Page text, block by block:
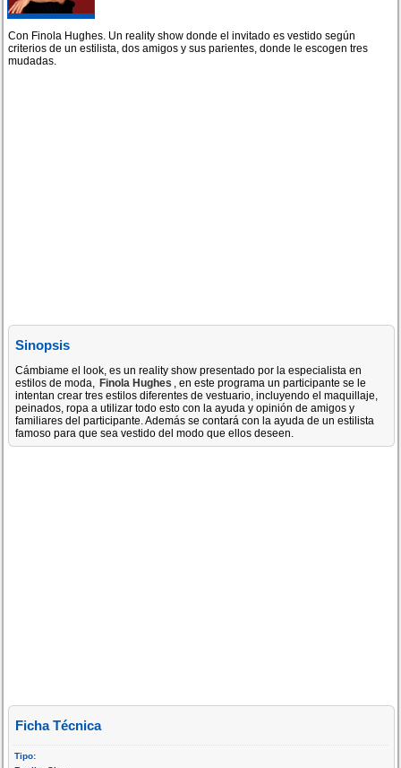
Con Finola Hughes. Un reality show donde el invitado es vestido según
criterios de un estilista, dos amigos y sus parientes, donde le escogen tres
mudadas.
Sinopsis
Cámbiame el look, es un reality show presentado por la especialista en
estilos de moda, Finola Hughes , en este programa un participante se le
intentan crear tres estilos diferentes de vestuario, incluyendo el maquillaje,
peinados, ropa a utilizar todo esto con la ayuda y opinión de amigos y
familiares del participante. Además se contará con la ayuda de un estilista
famoso para que sea vestido del modo que ellos deseen.
Ficha Técnica
Tipo: